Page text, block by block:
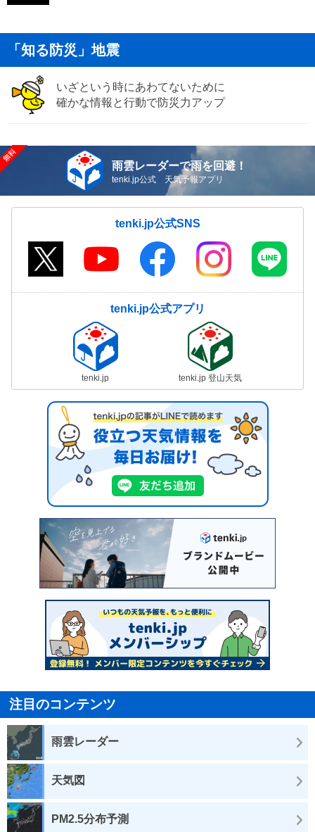
「知る防災」地震
いざという時にあわてないために
確かな情報と行動で防災力アップ
雨雲レーダーで雨を回避！
tenki.jp公式 天気予報アプリ
tenki.jp公式SNS
tenki.jp公式アプリ
tenki.jp tenki.jp 登山天気
注目のコンテンツ
雨雲レーダー
天気図
PM2.5分布予測